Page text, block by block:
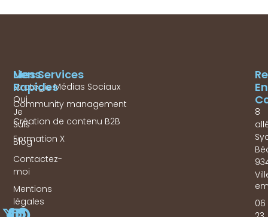
Mes Services
Stratégie Médias Sociaux
Community management
Création de contenu B2B
Formation X
Liens
Rapides
Qui
Je
Suis
Blog
Contactez-
moi
Mentions
légales
En
8
06